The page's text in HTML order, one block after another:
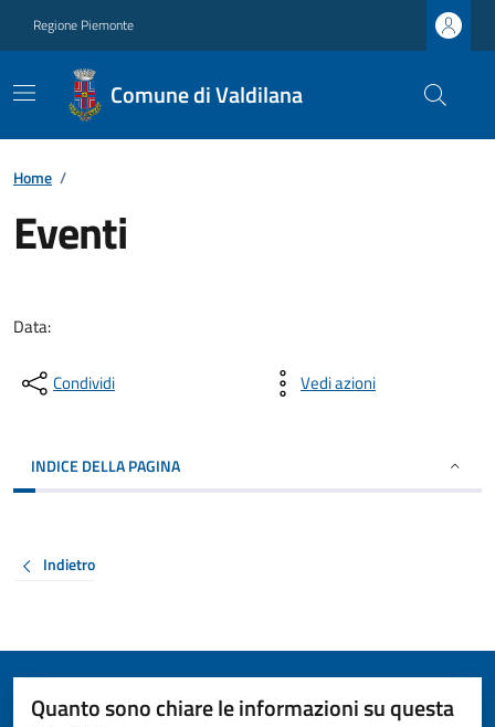
Regione Piemonte
Comune di Valdilana
Home /
Eventi
Data:
Condividi Vedi azioni
INDICE DELLA PAGINA
Indietro
Quanto sono chiare le informazioni su questa